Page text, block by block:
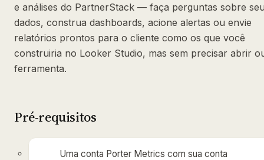
e análises do PartnerStack — faça perguntas sobre
dados, construa dashboards, acione alertas ou envie
relatórios prontos para o cliente como os que você
construiria no Looker Studio, mas sem precisar abrir
ferramenta.
Pré-requisitos
Uma conta Porter Metrics com sua conta